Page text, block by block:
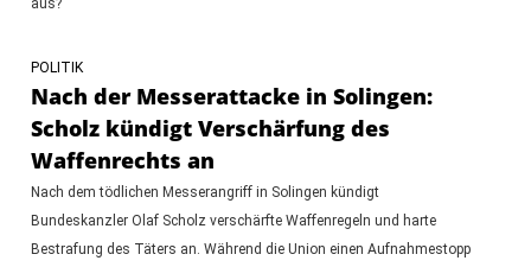
aus?
POLITIK
Nach der Messerattacke in Solingen:
Scholz kündigt Verschärfung des
Waffenrechts an
Nach dem tödlichen Messerangriff in Solingen kündigt
Bundeskanzler Olaf Scholz verschärfte Waffenregeln und harte
Bestrafung des Täters an. Während die Union einen Aufnahmestopp